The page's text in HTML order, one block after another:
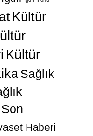
Kültür
Kültür
Sağlık
Haberi